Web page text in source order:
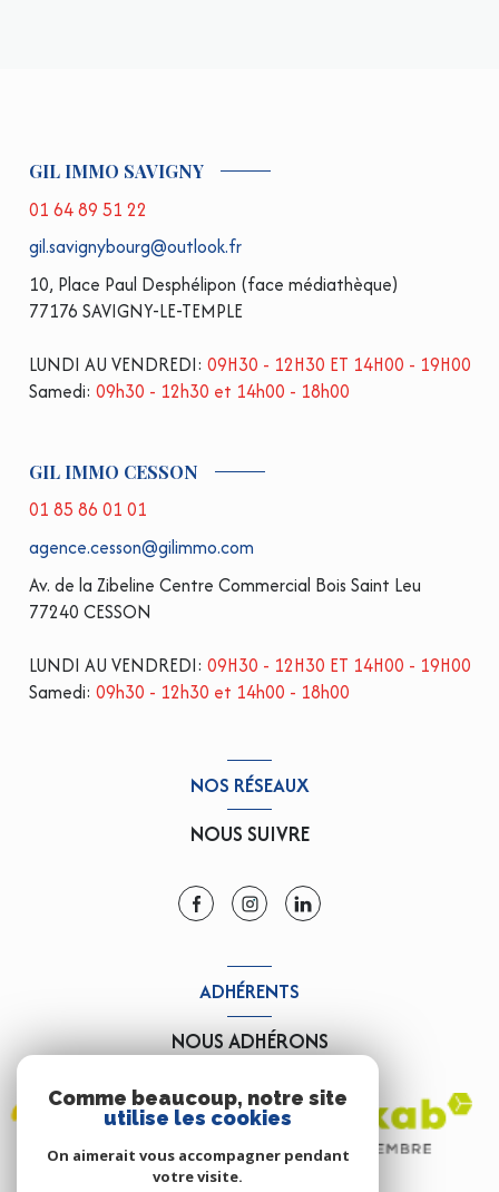
GIL IMMO SAVIGNY
01 64 89 51 22
gil.savignybourg@outlook.fr
10, Place Paul Desphélipon (face médiathèque)
77176 SAVIGNY-LE-TEMPLE
LUNDI AU VENDREDI: 09H30 - 12H30 ET 14H00 - 19H00
Samedi: 09h30 - 12h30 et 14h00 - 18h00
GIL IMMO CESSON
01 85 86 01 01
agence.cesson@gilimmo.com
Av. de la Zibeline Centre Commercial Bois Saint Leu
77240 CESSON
LUNDI AU VENDREDI: 09H30 - 12H30 ET 14H00 - 19H00
Samedi: 09h30 - 12h30 et 14h00 - 18h00
NOS RÉSEAUX
NOUS SUIVRE
ADHÉRENTS
NOUS ADHÉRONS
Comme beaucoup, notre site
utilise les cookies
On aimerait vous accompagner pendant
votre visite.